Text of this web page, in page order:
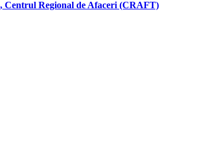
Regional de Afaceri (CRAFT)